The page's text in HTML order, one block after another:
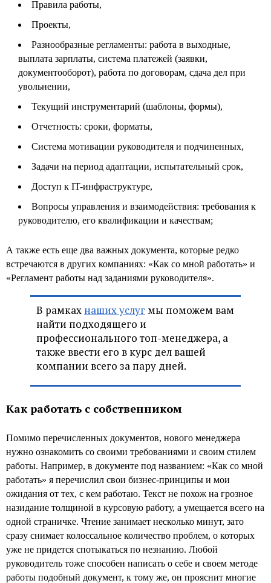
Правила работы,
Проекты,
Разнообразные регламенты: работа в выходные,
выплата зарплаты, система платежей (заявки,
документооборот), работа по договорам, сдача дел при
увольнении,
Текущий инструментарий (шаблоны, формы),
Отчетность: сроки, форматы,
Система мотивации руководителя и подчиненных,
Задачи на период адаптации, испытательный срок,
Доступ к IT-инфраструктуре,
Вопросы управления и взаимодействия: требования к
руководителю, его квалификации и качествам;
А также есть еще два важных документа, которые редко
встречаются в других компаниях: «Как со мной работать» и
«Регламент работы над заданиями руководителя».
В рамках наших услуг мы поможем вам
найти подходящего и
профессионального топ-менеджера, а
также ввести его в курс дел вашей
компании всего за пару дней.
Как работать с собственником
Помимо перечисленных документов, нового менеджера
нужно ознакомить со своими требованиями и своим стилем
работы. Например, в документе под названием: «Как со мной
работать» я перечислил свои бизнес-принципы и мои
ожидания от тех, с кем работаю. Текст не похож на грозное
назидание толщиной в курсовую работу, а умещается всего на
одной страничке. Чтение занимает несколько минут, зато
сразу снимает колоссальное количество проблем, о которых
уже не придется спотыкаться по незнанию. Любой
руководитель тоже способен написать о себе и своем методе
работы подобный документ, к тому же, он прояснит многие